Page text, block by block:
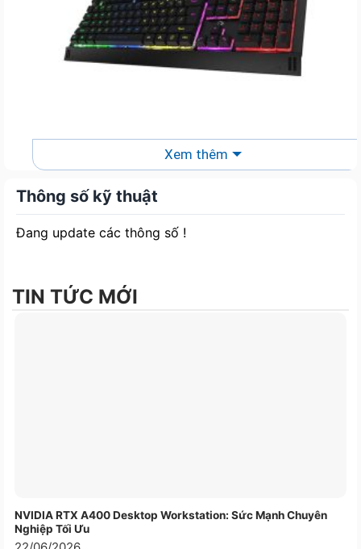
Thiết kế bền bỉ
Bàn phím chơi game LK-145 được thiết kế mạnh
kim loại phủ sơn đen chống tĩnh điện. Bề dày mặt
nhôm đóng vai trò chịu lực, chống nước, chống
Xem thêm
Thông số kỹ thuật
Đang update các thông số !
TIN TỨC MỚI
NVIDIA RTX A400 Desktop Workstation: Sức Mạnh Chuyên
Nghiệp Tối Ưu